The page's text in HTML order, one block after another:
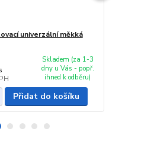
univerzální měkká
Skladem (za 1-3
dny u Vás - popř.
ihned k odběru)
Přidat do košíku